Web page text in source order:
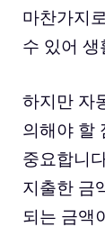
마찬가지
수 있어 생
하지만 자
의해야 할
중요합니
지출한 금
되는 금액